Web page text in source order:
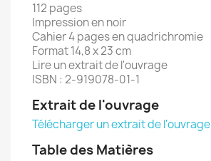
112 pages
Impression en noir
Cahier 4 pages en quadrichromie
Format 14,8 x 23 cm
Lire un extrait de l'ouvrage
ISBN : 2-919078-01-1
Extrait de l'ouvrage
Télécharger un extrait de l'ouvrage
Table des Matières